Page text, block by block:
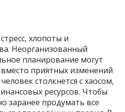
хлопоты и
Неорганизованный
планирование могут
приятных изменений
столкнется с хаосом,
ресурсов. Чтобы
заранее продумать все